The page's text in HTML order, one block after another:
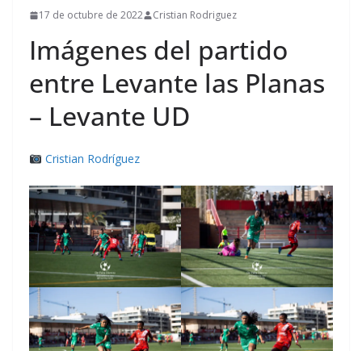
17 de octubre de 2022 Cristian Rodriguez
Imágenes del partido
entre Levante las Planas
– Levante UD
Cristian Rodríguez